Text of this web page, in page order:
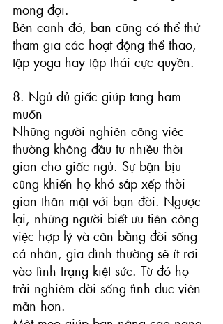
mong đợi.
Bên cạnh đó, bạn cũng có thể thử
tham gia các hoạt động thể thao,
tập yoga hay tập thái cực quyền.
8. Ngủ đủ giấc giúp tăng ham
muốn
Những người nghiện công việc
thường không đầu tư nhiều thời
gian cho giấc ngủ. Sự bận bịu
cũng khiến họ khó sắp xếp thời
gian thân mật với bạn đời. Ngược
lại, những người biết ưu tiên công
việc hợp lý và cân bằng đời sống
cá nhân, gia đình thường sẽ ít rơi
vào tình trạng kiệt sức. Từ đó họ
trải nghiệm đời sống tình dục viên
mãn hơn.